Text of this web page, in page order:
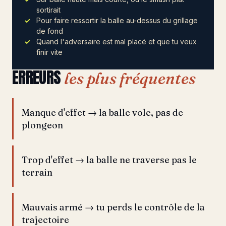
sortirait
Pour faire ressortir la balle au-dessus du grillage
de fond
Quand l'adversaire est mal placé et que tu veux
finir vite
ERREURSles plus fréquentes
Manque d'effet → la balle vole, pas de
plongeon
Trop d'effet → la balle ne traverse pas le
terrain
Mauvais armé → tu perds le contrôle de la
trajectoire